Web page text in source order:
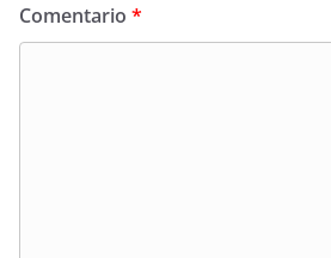
Comentario *